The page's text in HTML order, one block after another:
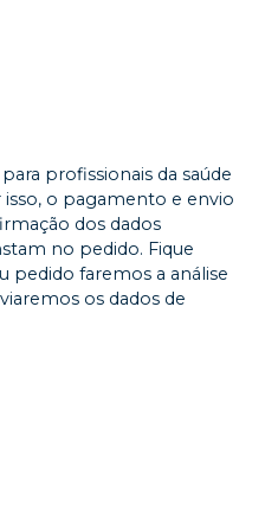
profissionais da saúde
o pagamento e envio
dos dados
no pedido. Fique
pedido faremos a análise
os dados de